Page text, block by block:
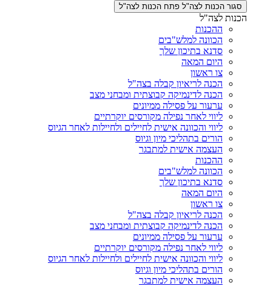
סגור הכנות לצה"ל פתח הכנות לצה"ל
הכנות לצה"ל
ההכנות
הכוונה למלש"בים
סדנא בתיכון שלך
היום המאה
צו ראשון
הכנה לריאיון קבלה בצה"ל
הכנה לדינמיקה קבוצתית ומבחני מצב
ערעור על פסילה ממיונים
ליווי לאחר נפילה מקורסים יוקרתיים
ליווי והכוונה אישית לחיילים ולחיילות לאחר הגיוס
הורים בתהליכי מיון וגיוס
העצמה אישית למתבגר
ההכנות
הכוונה למלש"בים
סדנא בתיכון שלך
היום המאה
צו ראשון
הכנה לריאיון קבלה בצה"ל
הכנה לדינמיקה קבוצתית ומבחני מצב
ערעור על פסילה ממיונים
ליווי לאחר נפילה מקורסים יוקרתיים
ליווי והכוונה אישית לחיילים ולחיילות לאחר הגיוס
הורים בתהליכי מיון וגיוס
העצמה אישית למתבגר